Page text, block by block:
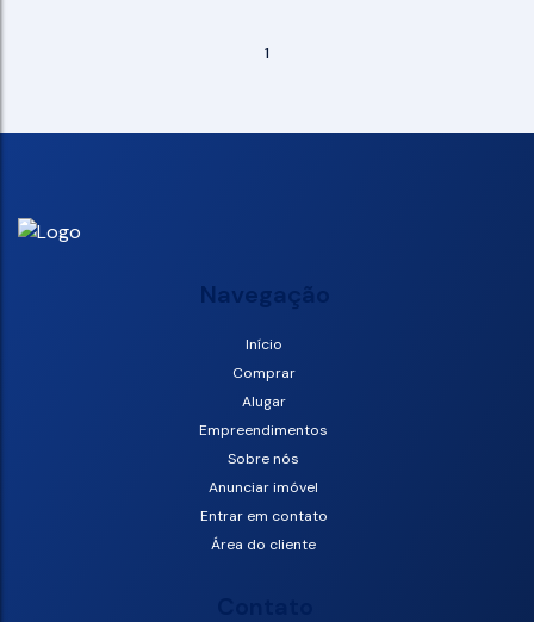
1
Navegação
Início
Comprar
Alugar
Empreendimentos
Sobre nós
Anunciar imóvel
Entrar em contato
Área do cliente